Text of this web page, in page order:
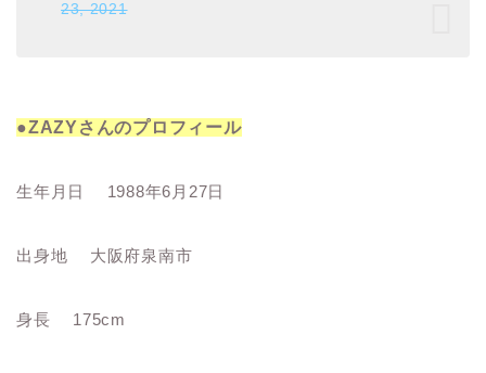
23, 2021
●ZAZYさんのプロフィール
生年月日 1988年6月27日
出身地 大阪府泉南市
身長 175cm